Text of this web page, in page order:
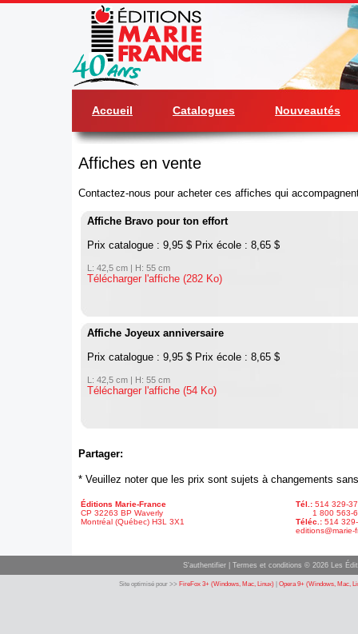
Accueil Catalogues Nouveautés
Affiches en vente
Contactez-nous pour acheter ces affiches qui
Affiche Bravo pour ton effort
Prix catalogue : 9,95 $ Prix école : 8,65 $
L: 42,5 cm | H: 55 cm
Télécharger l'affiche (282 Ko)
Affiche Joyeux anniversaire
Prix catalogue : 9,95 $ Prix école : 8,65 $
L: 42,5 cm | H: 55 cm
Télécharger l'affiche (54 Ko)
Partager:
* Veuillez noter que les prix sont sujets à changements
Éditions Marie-France
CP 32263 BP Waverly
Montréal (Québec) H3L 3X1
Tél.: 514 329-
1 800 563-
Téléc.: 514
editions@marie-
S'authentifier Termes et conditions © 2026 Les
Site optimisé pour >> FireFox 3+ (Windows, Mac, Linux) Opera 9+ (Windows, Mac,